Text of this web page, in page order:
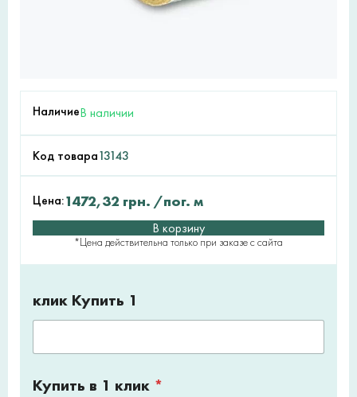
НаличиеВ наличии
Код товара13143
Цена:1472,32 грн. /пог. м
В корзину
*Цена действительна только при заказе с сайта
клик Купить 1
Купить в 1 клик *